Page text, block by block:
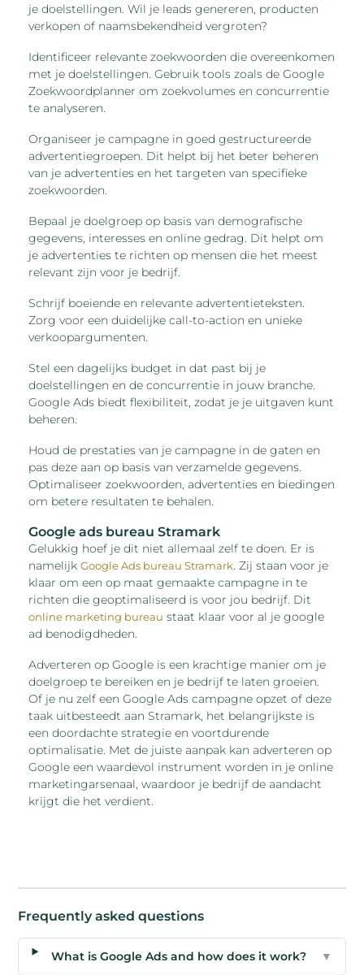
je doelstellingen. Wil je leads genereren, producten
verkopen of naamsbekendheid vergroten?
Identificeer relevante zoekwoorden die overeenkomen
met je doelstellingen. Gebruik tools zoals de Google
Zoekwoordplanner om zoekvolumes en concurrentie
te analyseren.
Organiseer je campagne in goed gestructureerde
advertentiegroepen. Dit helpt bij het beter beheren
van je advertenties en het targeten van specifieke
zoekwoorden.
Bepaal je doelgroep op basis van demografische
gegevens, interesses en online gedrag. Dit helpt om
je advertenties te richten op mensen die het meest
relevant zijn voor je bedrijf.
Schrijf boeiende en relevante advertentieteksten.
Zorg voor een duidelijke call-to-action en unieke
verkoopargumenten.
Stel een dagelijks budget in dat past bij je
doelstellingen en de concurrentie in jouw branche.
Google Ads biedt flexibiliteit, zodat je je uitgaven kunt
beheren.
Houd de prestaties van je campagne in de gaten en
pas deze aan op basis van verzamelde gegevens.
Optimaliseer zoekwoorden, advertenties en biedingen
om betere resultaten te behalen.
Google ads bureau Stramark
Gelukkig hoef je dit niet allemaal zelf te doen. Er is
namelijkGoogle Ads bureau Stramark. Zij staan voor je
klaar om een op maat gemaakte campagne in te
richten die geoptimaliseerd is voor jou bedrijf. Dit
online marketing bureau staat klaar voor al je google
ad benodigdheden.
Adverteren op Google is een krachtige manier om je
doelgroep te bereiken en je bedrijf te laten groeien.
Of je nu zelf een Google Ads campagne opzet of deze
taak uitbesteedt aan Stramark, het belangrijkste is
een doordachte strategie en voortdurende
optimalisatie. Met de juiste aanpak kan adverteren op
Google een waardevol instrument worden in je online
marketingarsenaal, waardoor je bedrijf de aandacht
krijgt die het verdient.
Frequently asked questions
What is Google Ads and how does it work? ▼